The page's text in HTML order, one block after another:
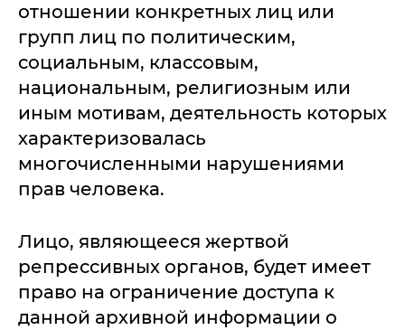
отношении конкретных лиц или
групп лиц по политическим,
социальным, классовым,
национальным, религиозным или
иным мотивам, деятельность которых
характеризовалась
многочисленными нарушениями
прав человека.
Лицо, являющееся жертвой
репрессивных органов, будет имеет
право на ограничение доступа к
данной архивной информации о